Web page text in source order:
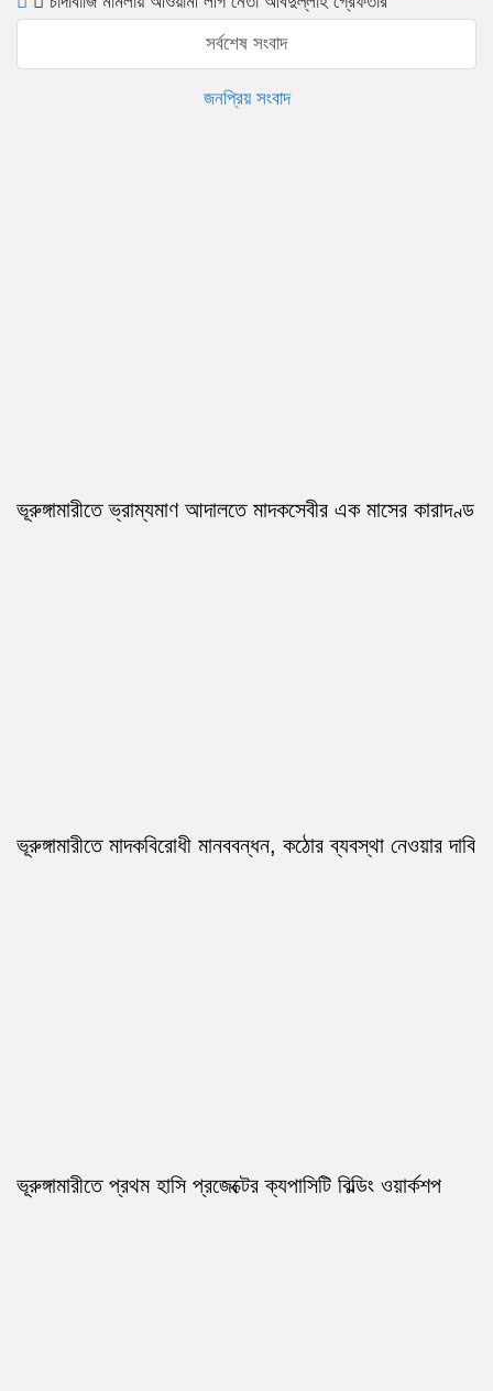
সর্বশেষ সংবাদ
জনপ্রিয় সংবাদ
ভূরুঙ্গামারীতে ভ্রাম্যমাণ আদালতে মাদকসেবীর এক মাসের কারাদণ্ড
ভূরুঙ্গামারীতে মাদকবিরোধী মানববন্ধন, কঠোর ব্যবস্থা নেওয়ার দাবি
ভূরুঙ্গামারীতে প্রথম হাসি প্রজেক্টের ক্যপাসিটি বিল্ডিং ওয়ার্কশপ